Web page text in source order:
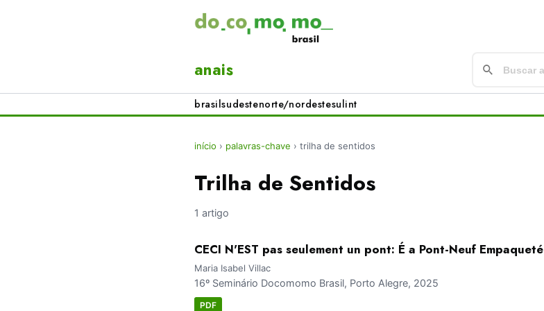
anais
brasilsudestenorte/nordestesulint
início › palavras-chave › trilha de sentidos
Trilha de Sentidos
1 artigo
CECI N'EST pas seulement un pont: É a Pont-Neuf Empaqueté
Maria Isabel Villac
16º Seminário Docomomo Brasil, Porto Alegre, 2025
PDF